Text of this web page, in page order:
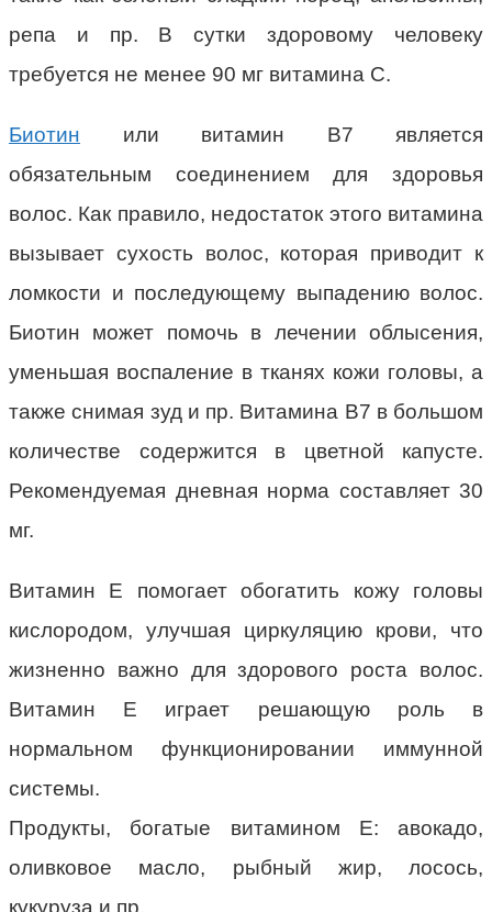
репа и пр. В сутки здоровому человеку
требуется не менее 90 мг витамина C.
Биотин или витамин В7 является
обязательным соединением для здоровья
волос. Как правило, недостаток этого витамина
вызывает сухость волос, которая приводит к
ломкости и последующему выпадению волос.
Биотин может помочь в лечении облысения,
уменьшая воспаление в тканях кожи головы, а
также снимая зуд и пр. Витамина В7 в большом
количестве содержится в цветной капусте.
Рекомендуемая дневная норма составляет 30
мг.
Витамин Е помогает обогатить кожу головы
кислородом, улучшая циркуляцию крови, что
жизненно важно для здорового роста волос.
Витамин Е играет решающую роль в
нормальном функционировании иммунной
системы.
Продукты, богатые витамином Е: авокадо,
оливковое масло, рыбный жир, лосось,